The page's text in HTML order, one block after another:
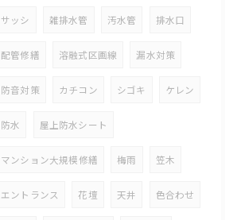
サッシ 雑排水管 汚水管 排水口
配管修繕 溶融式区画線 漏水対策
防音対策 カチコン シゴキ ケレン
防水 屋上防水シート
マンション大規模修繕 梅雨 笠木
エントランス 花壇 天井 色合わせ